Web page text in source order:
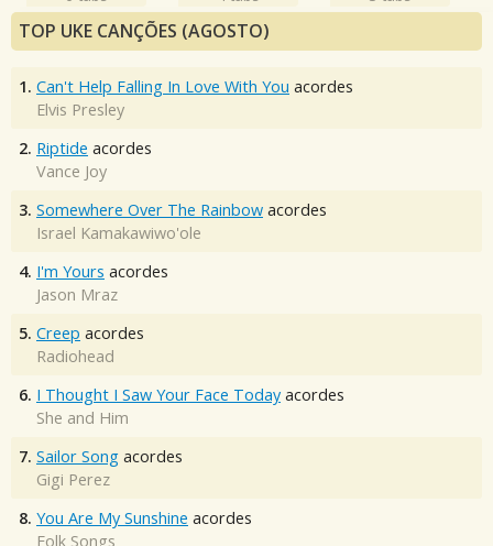
TOP UKE CANÇÕES (AGOSTO)
1. Can't Help Falling In Love With You acordes
Elvis Presley
2. Riptide acordes
Vance Joy
3. Somewhere Over The Rainbow acordes
Israel Kamakawiwo'ole
4. I'm Yours acordes
Jason Mraz
5. Creep acordes
Radiohead
6. I Thought I Saw Your Face Today acordes
She and Him
7. Sailor Song acordes
Gigi Perez
8. You Are My Sunshine acordes
Folk Songs